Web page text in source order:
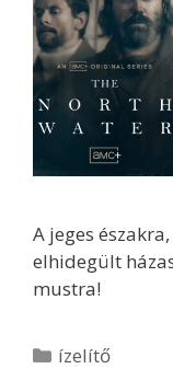
A jeges
elhidegült
mustra!
Kategória
ízelítő